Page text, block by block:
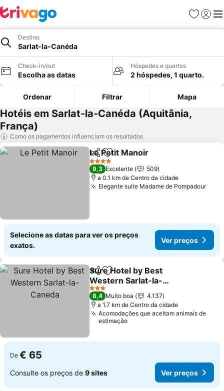
Favoritos
Iniciar
Destino
Sarlat-la-Canéda
Check-in/out
Escolha as datas
Hóspedes e quartos
2 hóspedes, 1 quarto.
Ordenar Filtrar Mapa
Hotéis em Sarlat-la-Canéda (Aquitânia,
França)
Como os pagamentos influenciam os resultados
PartilharAdicionar aos favoritos
Le Petit Manoir
4 Estrelas
9,3 Excelente
509
a 0.1 km de Centro da cidade
Elegante suíte Madame de Pompadour
Selecione as datas para ver os preços
exatos.
Ver preços
PartilharAdicionar aos favoritos
Sure Hotel by Best
Western Sarlat-la-
Caneda
3 Estrelas
8,4 Muito boa
4.137
a 1.7 km de Centro da cidade
Acomodações que aceitam animais de
estimação
De € 65
Consulte os preços de 9 sites Ver preços